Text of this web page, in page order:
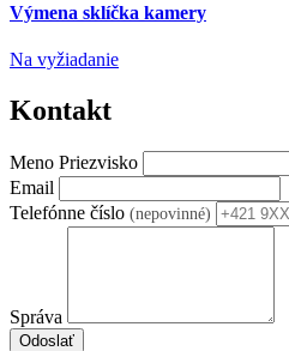
Výmena sklíčka kamery
Na vyžiadanie
Kontakt
Meno Priezvisko
Email
Telefónne číslo (nepovinné)
Správa
Odoslať